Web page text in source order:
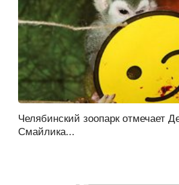
Челябинский зоопарк отмечает
Смайлика...